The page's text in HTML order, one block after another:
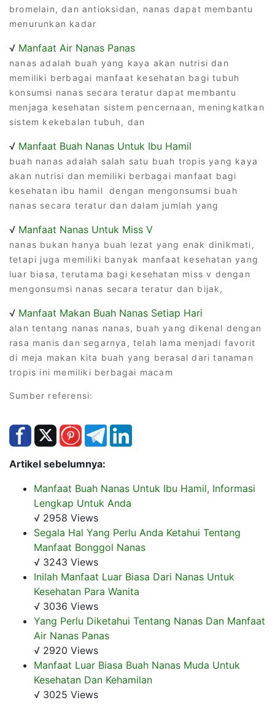
bromelain, dan antioksidan, nanas dapat membantu
menurunkan kadar
√ Manfaat Air Nanas Panas
nanas adalah buah yang kaya akan nutrisi dan
memiliki berbagai manfaat kesehatan bagi tubuh
konsumsi nanas secara teratur dapat membantu
menjaga kesehatan sistem pencernaan, meningkatkan
sistem kekebalan tubuh, dan
√ Manfaat Buah Nanas Untuk Ibu Hamil
buah nanas adalah salah satu buah tropis yang kaya
akan nutrisi dan memiliki berbagai manfaat bagi
kesehatan ibu hamil dengan mengonsumsi buah
nanas secara teratur dan dalam jumlah yang
√ Manfaat Nanas Untuk Miss V
nanas bukan hanya buah lezat yang enak dinikmati,
tetapi juga memiliki banyak manfaat kesehatan yang
luar biasa, terutama bagi kesehatan miss v dengan
mengonsumsi nanas secara teratur dan bijak,
√ Manfaat Makan Buah Nanas Setiap Hari
alan tentang nanas nanas, buah yang dikenal dengan
rasa manis dan segarnya, telah lama menjadi favorit
di meja makan kita buah yang berasal dari tanaman
tropis ini memiliki berbagai macam
Sumber referensi:
Artikel sebelumnya:
Manfaat Buah Nanas Untuk Ibu Hamil, Informasi
Lengkap Untuk Anda
√ 2958 Views
Segala Hal Yang Perlu Anda Ketahui Tentang
Manfaat Bonggol Nanas
√ 3243 Views
Inilah Manfaat Luar Biasa Dari Nanas Untuk
Kesehatan Para Wanita
√ 3036 Views
Yang Perlu Diketahui Tentang Nanas Dan Manfaat
Air Nanas Panas
√ 2920 Views
Manfaat Luar Biasa Buah Nanas Muda Untuk
Kesehatan Dan Kehamilan
√ 3025 Views